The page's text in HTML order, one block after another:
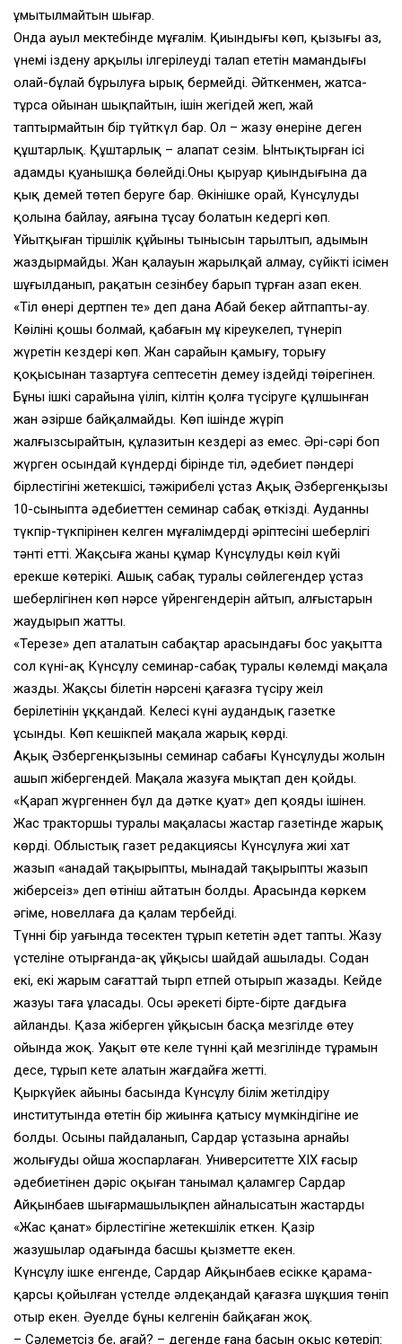
ұмытылмайтын шығар.
Онда ауыл мектебінде мұғалім. Қиындығы көп, қызығы аз,
үнемі іздену арқылы ілгерілеуді талап ететін мамандығы
олай-бұлай бұрылуға ырық бермейді. Әйткенмен, жатса-
тұрса ойынан шықпайтын, ішін жегідей жеп, жай
таптырмайтын бір түйткүл бар. Ол – жазу өнеріне деген
құштарлық. Құштарлық – алапат сезім. Ынтықтырған ісі
адамды қуанышқа бөлейді.Оның қыруар қиындығына да
қыңқ демей төтеп беруге бар. Өкінішке орай, Күнсұлудың
қолына байлау, аяғына тұсау болатын кедергі көп.
Ұйытқыған тіршілік құйыны тынысын тарылтып, адымын
жаздырмайды. Жан қалауын жарылқай алмау, сүйікті ісімен
шұғылданып, рақатын сезінбеу барып тұрған азап екен.
«Тіл өнері дертпен тең» деп дана Абай бекер айтпапты-ау.
Көңілінің қошы болмай, қабағын мұң кіреукелеп, түнеріп
жүретін кездері көп. Жан сарайын қамығу, торығу
қоқысынан тазартуға септесетін демеу іздейді төңірегінен.
Бұның ішкі сарайына үңіліп, кілтін қолға түсіруге құлшынған
жан әзірше байқалмайды. Көп ішінде жүріп
жалғызсырайтын, құлазитын кездері аз емес. Әрі-сәрі боп
жүрген осындай күндердің бірінде тіл, әдебиет пәндері
бірлестігінің жетекшісі, тәжірибелі ұстаз Ақық Әзбергенқызы
10-сыныпта әдебиеттен семинар сабақ өткізді. Ауданның
түкпір-түкпірінен келген мұғалімдерді әріптесінің шеберлігі
тәнті етті. Жақсыға жаны құмар Күнсұлудың көңіл күйі
ерекше көтеріңкі. Ашық сабақ туралы сөйлегендер ұстаз
шеберлігінен көп нәрсе үйренгендерін айтып, алғыстарын
жаудырып жатты.
«Терезе» деп аталатын сабақтар арасындағы бос уақытта
сол күні-ақ Күнсұлу семинар-сабақ туралы көлемді мақала
жазды. Жақсы білетін нәрсені қағазға түсіру жеңіл
берілетінін ұққандай. Келесі күні аудандық газетке
ұсынды. Көп кешікпей мақала жарық көрді.
Ақық Әзбергенқызының семинар сабағы Күнсұлудың жолын
ашып жібергендей. Мақала жазуға мықтап ден қойды.
«Қарап жүргеннен бұл да дәтке қуат» деп қояды ішінен.
Жас тракторшы туралы мақаласы жастар газетінде жарық
көрді. Облыстық газет редакциясы Күнсұлуға жиі хат
жазып «анадай тақырыпты, мынадай тақырыпты жазып
жіберсеңіз» деп өтініш айтатын болды. Арасында көркем
әңгіме, новеллаға да қалам тербейді.
Түннің бір уағында төсектен тұрып кететін әдет тапты. Жазу
үстеліне отырғанда-ақ ұйқысы шайдай ашылады. Содан
екі, екі жарым сағаттай тырп етпей отырып жазады. Кейде
жазуы таңға ұласады. Осы әрекеті бірте-бірте дағдыға
айланды. Қаза жіберген ұйқысын басқа мезгілде өтеу
ойында жоқ. Уақыт өте келе түннің қай мезгілінде тұрамын
десе, тұрып кете алатын жағдайға жетті.
Қыркүйек айының басында Күнсұлу білім жетілдіру
институтында өтетін бір жиынға қатысу мүмкіндігіне ие
болды. Осыны пайдаланып, Сардар ұстазына арнайы
жолығуды ойша жоспарлаған. Университетте ХIХ ғасыр
әдебиетінен дәріс оқыған танымал қаламгер Сардар
Айқынбаев шығармашылықпен айналысатын жастардың
«Жас қанат» бірлестігіне жетекшілік еткен. Қазір
жазушылар одағында басшы қызметте екен.
Күнсұлу ішке енгенде, Сардар Айқынбаев есікке қарама-
қарсы қойылған үстелде әлдеқандай қағазға шұқшия төніп
отыр екен. Әуелде бұның келгенін байқаған жоқ.
– Сәлеметсіз бе, ағай? – дегенде ғана басын оқыс көтеріп: